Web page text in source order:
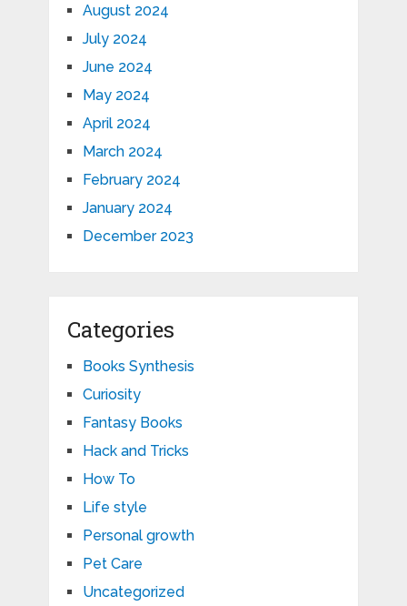
August 2024
July 2024
June 2024
May 2024
April 2024
March 2024
February 2024
January 2024
December 2023
Categories
Books Synthesis
Curiosity
Fantasy Books
Hack and Tricks
How To
Life style
Personal growth
Pet Care
Uncategorized